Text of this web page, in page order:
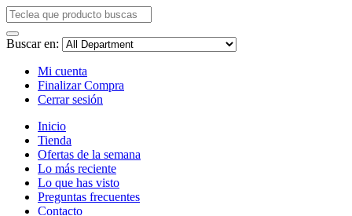
Buscar en:
Mi cuenta
Finalizar Compra
Cerrar sesión
Inicio
Tienda
Ofertas de la semana
Lo más reciente
Lo que has visto
Preguntas frecuentes
Contacto